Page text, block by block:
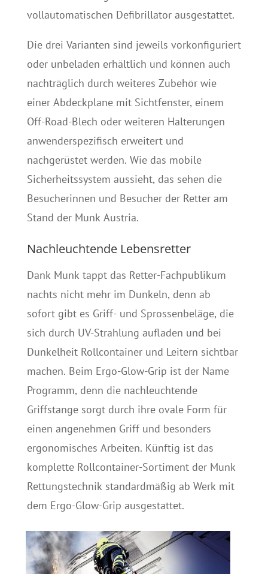
vollautomatischen Defibrillator ausgestattet.
Die drei Varianten sind jeweils vorkonfiguriert
oder unbeladen erhältlich und können auch
nachträglich durch weiteres Zubehör wie
einer Abdeckplane mit Sichtfenster, einem
Off-Road-Blech oder weiteren Halterungen
anwenderspezifisch erweitert und
nachgerüstet werden. Wie das mobile
Sicherheitssystem aussieht, das sehen die
Besucherinnen und Besucher der Retter am
Stand der Munk Austria.
Nachleuchtende Lebensretter
Dank Munk tappt das Retter-Fachpublikum
nachts nicht mehr im Dunkeln, denn ab
sofort gibt es Griff- und Sprossenbeläge, die
sich durch UV-Strahlung aufladen und bei
Dunkelheit Rollcontainer und Leitern sichtbar
machen. Beim Ergo-Glow-Grip ist der Name
Programm, denn die nachleuchtende
Griffstange sorgt durch ihre ovale Form für
einen angenehmen Griff und besonders
ergonomisches Arbeiten. Künftig ist das
komplette Rollcontainer-Sortiment der Munk
Rettungstechnik standardmäßig ab Werk mit
dem Ergo-Glow-Grip ausgestattet.